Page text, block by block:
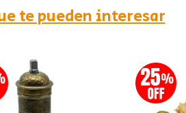
te pueden interesar